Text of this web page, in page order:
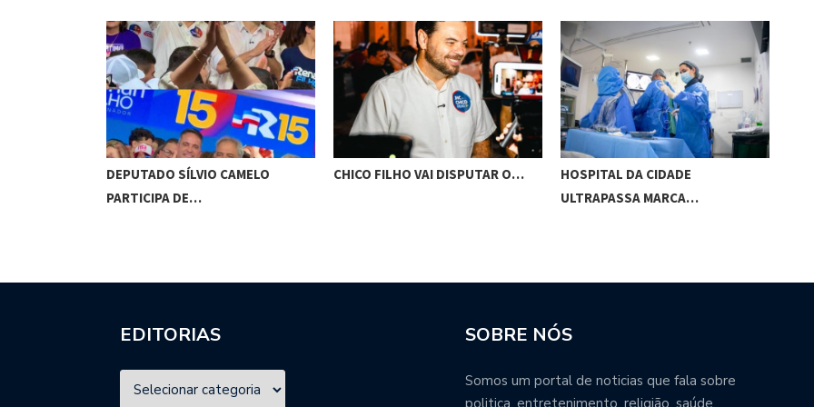
DEPUTADO SÍLVIO CAMELO
PARTICIPA DE…
CHICO FILHO VAI DISPUTAR O…
HOSPITAL DA CIDADE
ULTRAPASSA MARCA…
EDITORIAS SOBRE NÓS
Somos um portal de noticias que fala sobre
politica, entretenimento, religião, saúde,